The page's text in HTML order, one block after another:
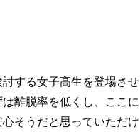
する女子高生を登場させ
離脱率を低くし、ここに
そうだと思っていただけ